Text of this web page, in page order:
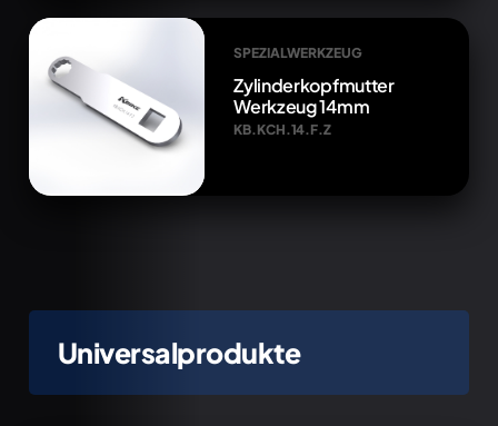
SPEZIALWERKZEUG
Zylinderkopfmutter
Werkzeug 14mm
KB.KCH.14.F.Z
Universalprodukte